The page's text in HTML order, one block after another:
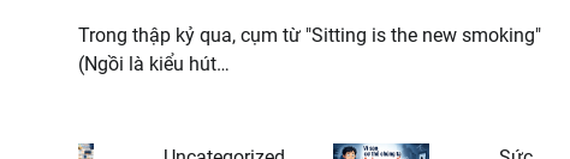
Trong thập kỷ qua, cụm từ "Sitting is the new smoking"
(Ngồi là kiểu hút…